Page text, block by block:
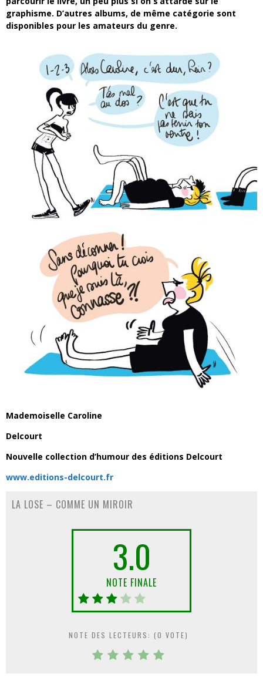
graphisme. D’autres albums, de même catégorie sont
disponibles pour les amateurs du genre.
Mademoiselle Caroline
Delcourt
Nouvelle collection d’humour des éditions Delcourt
www.editions-delcourt.fr
LA LOSE – COMME UN MIROIR
3.0
NOTE FINALE
NOTE DES LECTEURS: (0 VOTE)